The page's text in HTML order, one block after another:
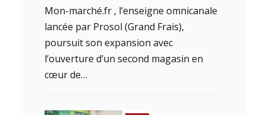
Mon-marché.fr , l’enseigne omnicanale
lancée par Prosol (Grand Frais),
poursuit son expansion avec
l’ouverture d’un second magasin en
cœur de…